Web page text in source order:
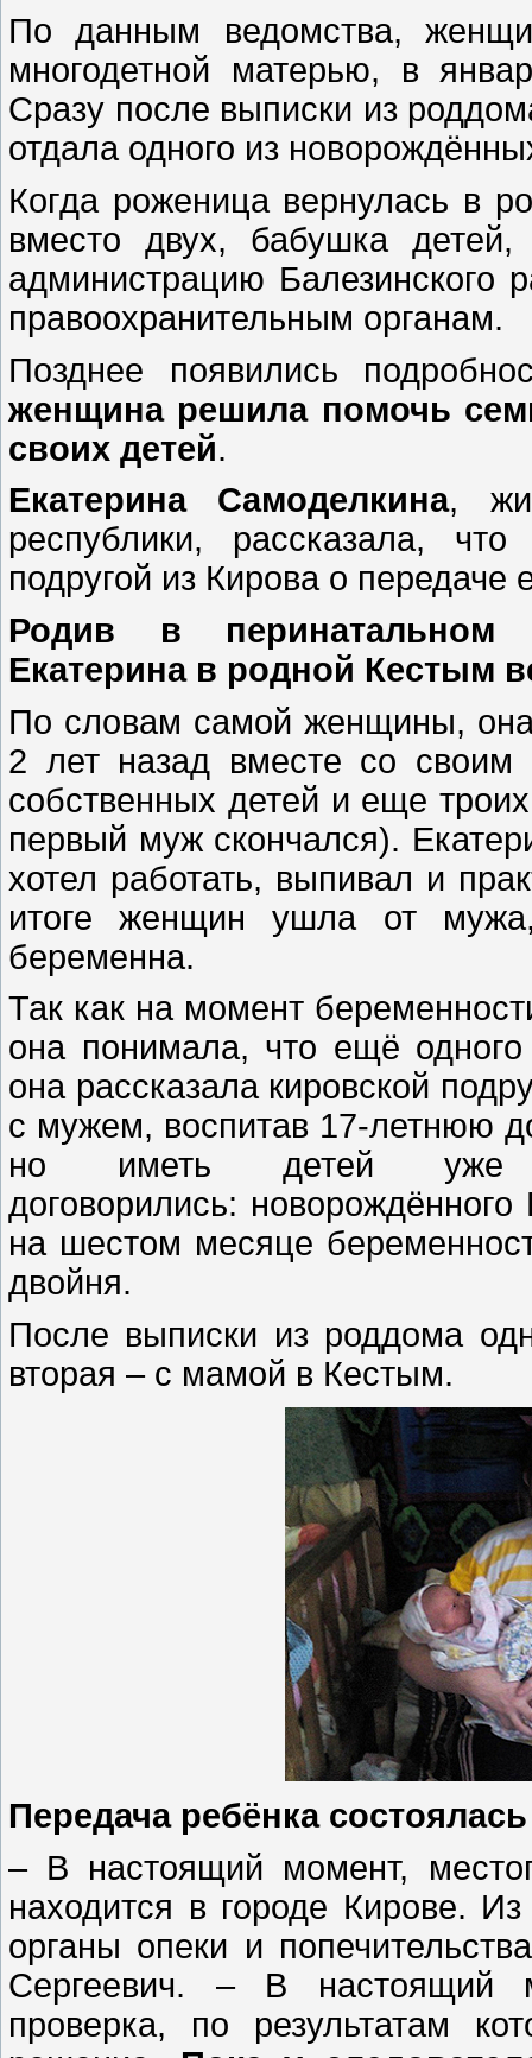
По данным ведомства,
многодетной матерью, в
Сразу после выписки из
отдала одного из
Когда роженица вернулась в
вместо двух, бабушка детей,
администрацию
правоохранительным органам.
Позднее появились
женщина решила помочь
своих детей.
Екатерина Самоделкина,
республики, рассказала,
подругой из Кирова о передаче
Родив в перинатальном
Екатерина в родной Кестым
По словам самой женщины,
2 лет назад вместе со своим
собственных детей и еще
первый муж скончался).
хотел работать, выпивал и
итоге женщин ушла от
беременна.
Так как на момент
она понимала, что ещё
она рассказала кировской
с мужем, воспитав 17-летнюю
но иметь детей
договорились:
на шестом месяце
двойня.
После выписки из роддома
вторая – с мамой в Кестым.
Передача ребёнка
– В настоящий момент,
находится в городе Кирове.
органы опеки и
Сергеевич. – В настоящий
проверка, по результатам